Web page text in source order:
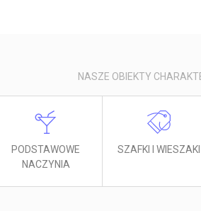
NASZE OBIEKTY
PODSTAWOWE
NACZYNIA
SZAFKI I WIESZAKI